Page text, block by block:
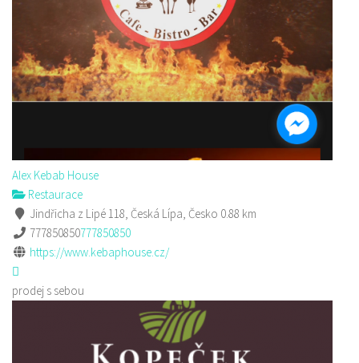
Alex Kebab House
Restaurace
Jindřicha z Lipé 118, Česká Lípa, Česko 0.88 km
777850850777850850
https://www.kebaphouse.cz/
prodej s sebou